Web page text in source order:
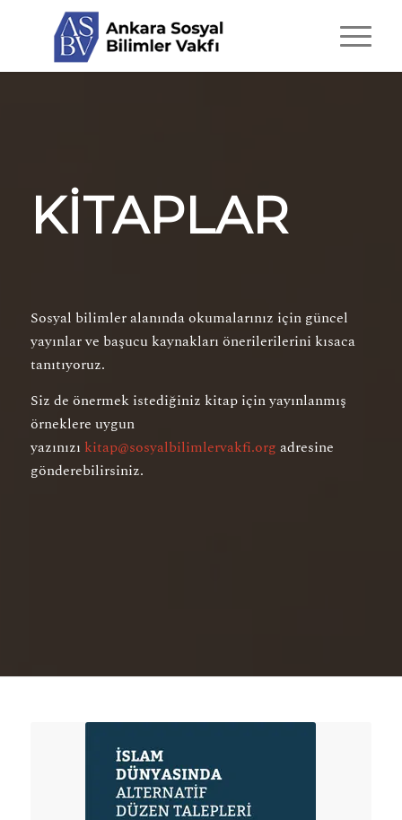
KİTAPLAR
Sosyal bilimler alanında okumalarınız için güncel
yayınlar ve başucu kaynakları önerilerilerini kısaca
tanıtıyoruz.
Siz de önermek istediğiniz kitap için yayınlanmış
örneklere uygun
yazınızı kitap@sosyalbilimlervakfi.org adresine
gönderebilirsiniz.